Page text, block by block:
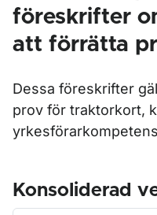
föreskrifter
att förrätta
Dessa föreskrifter
prov för traktorkort,
Konsoliderad